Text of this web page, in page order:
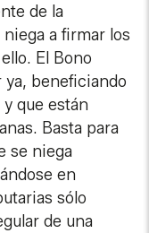
de la
a firmar los
El Bono
ya, beneficiando
que están
Basta para
se niega
en
sólo
de una